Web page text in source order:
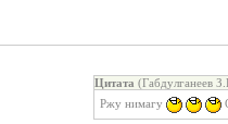
Цитата (Габдулганеев
Ржу нимагу